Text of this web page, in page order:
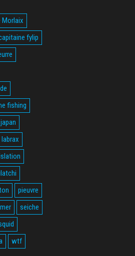
Morlaix
fylip
fishing
japan
labrax
pieuvre
seiche
wtf